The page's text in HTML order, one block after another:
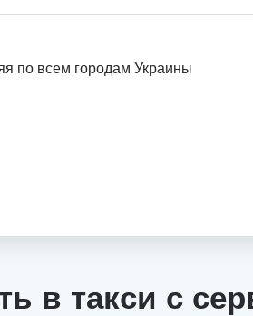
по всем городам Украины
в такси с